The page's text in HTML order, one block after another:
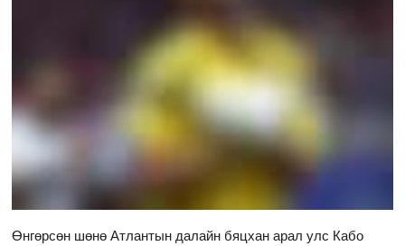
Өнгөрсөн шөнө Атлантын далайн бяцхан арал улс Кабо